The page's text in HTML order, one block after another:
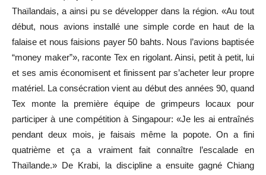
Thaïlandais, a ainsi pu se développer dans la région. «Au tout
début, nous avions installé une simple corde en haut de la
falaise et nous faisions payer 50 bahts. Nous l’avions baptisée
“money maker”», raconte Tex en rigolant. Ainsi, petit à petit, lui
et ses amis économisent et finissent par s’acheter leur propre
matériel. La consécration vient au début des années 90, quand
Tex monte la première équipe de grimpeurs locaux pour
participer à une compétition à Singapour: «Je les ai entraînés
pendant deux mois, je faisais même la popote. On a fini
quatrième et ça a vraiment fait connaître l’escalade en
Thaïlande.» De Krabi, la discipline a ensuite gagné Chiang